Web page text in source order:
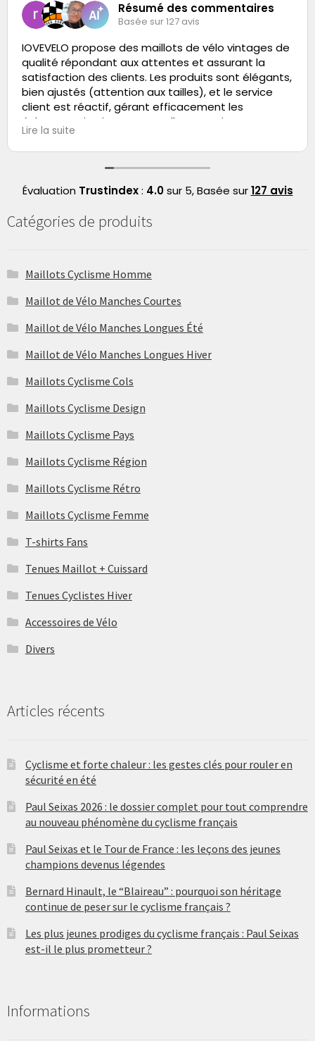
Résumé des commentaires
Basée sur 127 avis
IOVEVELO propose des maillots de vélo vintages de
qualité répondant aux attentes et assurant la
satisfaction des clients. Les produits sont élégants,
bien ajustés (attention aux tailles), et le service
client est réactif, gérant efficacement les
échanges. Livraison ponctuelle et service
globalement professionnel.
Lire la suite
Évaluation Trustindex: 4.0sur 5, Basée sur127 avis
Catégories de produits
Maillots Cyclisme Homme
Maillot de Vélo Manches Courtes
Maillot de Vélo Manches Longues Été
Maillot de Vélo Manches Longues Hiver
Maillots Cyclisme Cols
Maillots Cyclisme Design
Maillots Cyclisme Pays
Maillots Cyclisme Région
Maillots Cyclisme Rétro
Maillots Cyclisme Femme
T-shirts Fans
Tenues Maillot + Cuissard
Tenues Cyclistes Hiver
Accessoires de Vélo
Divers
Articles récents
Cyclisme et forte chaleur : les gestes clés pour rouler en
sécurité en été
Paul Seixas 2026 : le dossier complet pour tout comprendre
au nouveau phénomène du cyclisme français
Paul Seixas et le Tour de France : les leçons des jeunes
champions devenus légendes
Bernard Hinault, le “Blaireau” : pourquoi son héritage
continue de peser sur le cyclisme français ?
Les plus jeunes prodiges du cyclisme français : Paul Seixas
est-il le plus prometteur ?
Informations